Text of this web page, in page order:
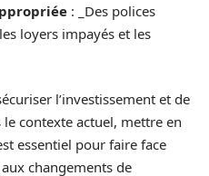
: _Des polices
loyers impayés et les
l’investissement et de
contexte actuel, mettre en
essentiel pour faire face
changements de